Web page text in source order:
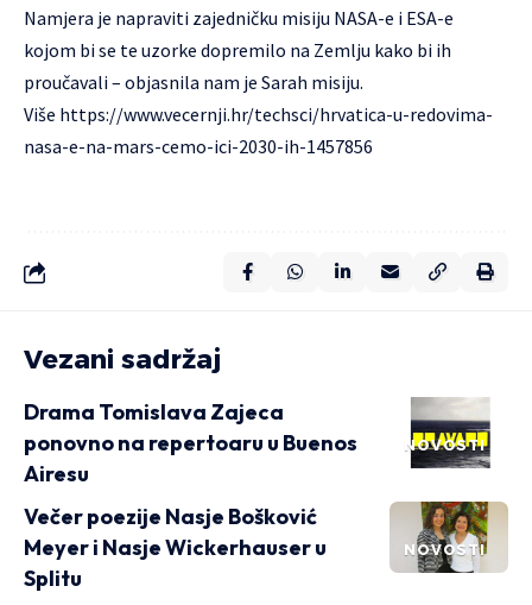
Namjera je napraviti zajedničku misiju NASA-e i ESA-e
kojom bi se te uzorke dopremilo na Zemlju kako bi ih
proučavali – objasnila nam je Sarah misiju.
Više https://www.vecernji.hr/techsci/hrvatica-u-redovima-
nasa-e-na-mars-cemo-ici-2030-ih-1457856
Vezani sadržaj
NOVOSTI
Drama Tomislava Zajeca
ponovno na repertoaru u Buenos
Airesu
NOVOSTI
Večer poezije Nasje Bošković
Meyer i Nasje Wickerhauser u
Splitu